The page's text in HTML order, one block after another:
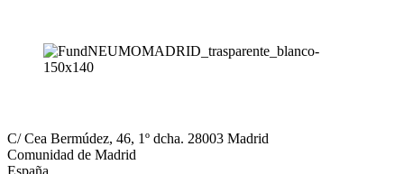
C/ Cea Bermúdez, 46, 1º dcha. 28003 Madrid
Comunidad de Madrid
España